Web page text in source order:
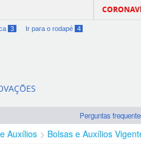
3 Ir para o rodapé 4
Perguntas
Auxílios Bolsas e Auxílios